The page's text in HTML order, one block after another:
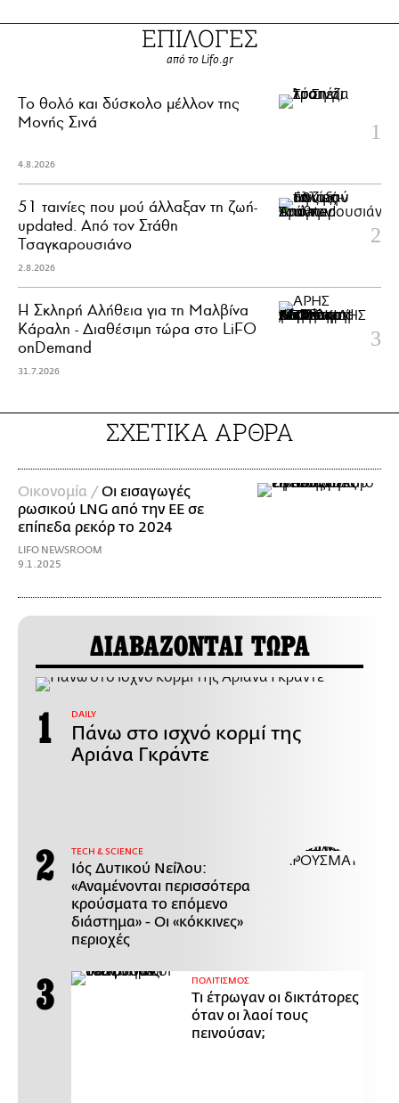
ΕΠΙΛΟΓΕΣ
από το Lifo.gr
Το θολό και δύσκολο μέλλον της
Μονής Σινά
4.8.2026
51 ταινίες που μού άλλαξαν τη ζωή-
updated. Aπό τον Στάθη
Τσαγκαρουσιάνο
2.8.2026
Η Σκληρή Αλήθεια για τη Μαλβίνα
Κάραλη - Διαθέσιμη τώρα στo LiFO
onDemand
31.7.2026
ΣΧΕΤΙΚΑ ΑΡΘΡΑ
Οικονομία /Οι εισαγωγές
ρωσικού LNG από την ΕΕ σε
επίπεδα ρεκόρ το 2024
LIFO NEWSROOM
9.1.2025
ΔΙΑΒΑΖΟΝΤΑΙ ΤΩΡΑ
DAILY
Πάνω στο ισχνό κορμί της
Αριάνα Γκράντε
ΤECH & SCIENCE
Ιός Δυτικού Νείλου:
«Αναμένονται περισσότερα
κρούσματα το επόμενο
διάστημα» - Οι «κόκκινες»
περιοχές
ΠΟΛΙΤΙΣΜΟΣ
Τι έτρωγαν οι δικτάτορες
όταν οι λαοί τους
πεινούσαν;